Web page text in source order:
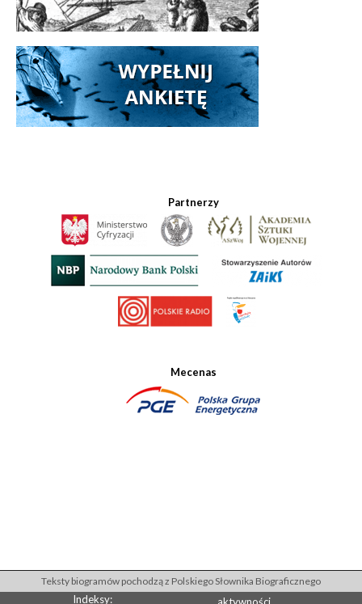
Partnerzy
Mecenas
Teksty biogramów pochodzą z Polskiego Słownika Biograficznego
Indeksy: